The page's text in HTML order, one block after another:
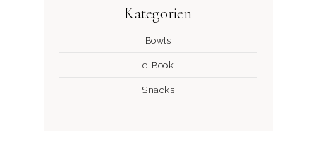
Kategorien
Bowls
e-Book
Snacks